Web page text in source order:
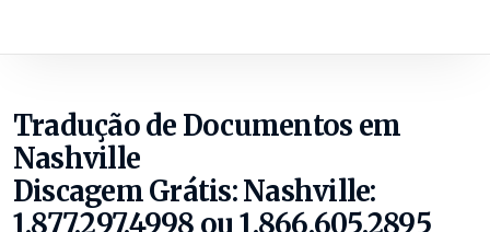
Tradução de Documentos em
Nashville
Discagem Grátis: Nashville:
1.877.297.4998 ou 1.866.605.2895